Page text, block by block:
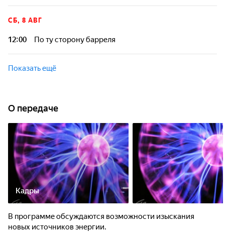
СБ, 8 АВГ
12:00 По ту сторону барреля
Показать ещё
О передаче
Кадры
В программе обсуждаются возможности изыскания
новых источников энергии.